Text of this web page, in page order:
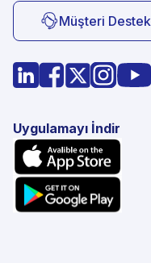
Müşteri Destek
Uygulamayı İndir